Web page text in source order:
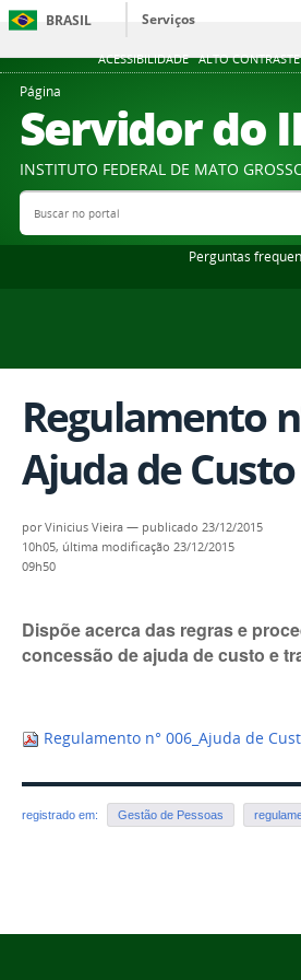
ACESSIBILIDADE ALTO CONTRASTE
BRASIL
Serviços
Página
Servidor do
INSTITUTO FEDERAL DE MATO
Buscar no portal
Perguntas
Regulamento
Ajuda de Custo
porVinicius Vieira — publicado 23/12/2015
10h05, última modificação 23/12/2015
09h50
Dispõe acerca das regras e
concessão de ajuda de custo e
Regulamento n° 006_Ajuda de
registrado em: Gestão de Pessoas